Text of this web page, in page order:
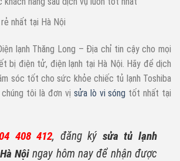
nhất tại Hà Nội
lạnh Thăng Long – Địa chỉ tin cậy cho mọi
bị điện tử, điện lạnh tại Hà Nội. Hãy để dịch
sóc tốt cho sức khỏe chiếc tủ lạnh Toshiba
tôi là đơn vị sửa lò vi sóng tốt nhất tại
408 412, đăng ký sửa tủ lạnh
Nội ngay hôm nay để nhận được